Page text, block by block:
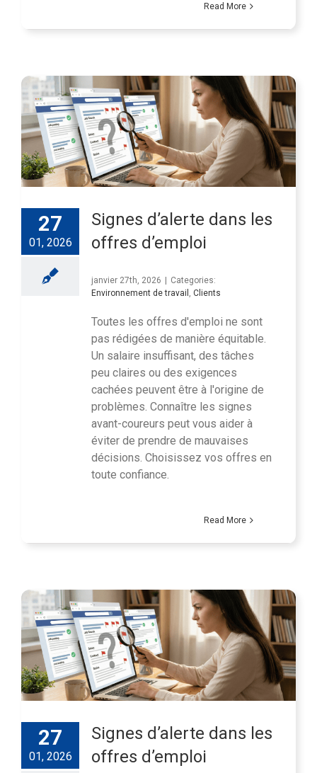
Read More
27
01, 2026
Signes d’alerte dans les
offres d’emploi
janvier 27th, 2026 | Categories:
Environnement de travail
Clients
Toutes les offres d'emploi ne sont
pas rédigées de manière équitable.
Un salaire insuffisant, des tâches
peu claires ou des exigences
cachées peuvent être à l'origine de
problèmes. Connaître les signes
avant-coureurs peut vous aider à
éviter de prendre de mauvaises
décisions. Choisissez vos offres en
toute confiance.
Read More
27
01, 2026
Signes d’alerte dans les
offres d’emploi